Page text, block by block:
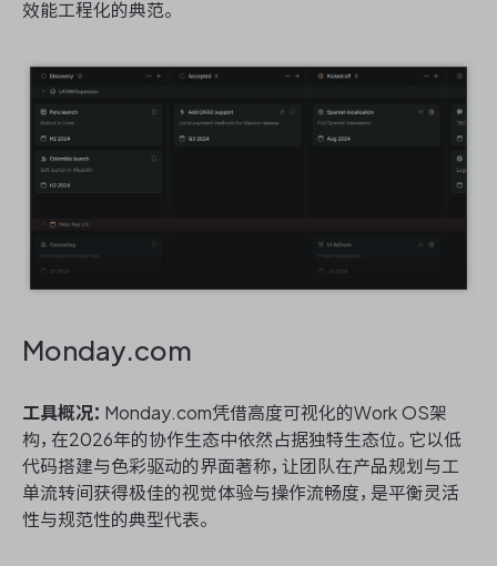
效能工程化的典范。
Monday.com
工具概况： Monday.com凭借高度可视化的Work OS架
构，在2026年的协作生态中依然占据独特生态位。它以低
代码搭建与色彩驱动的界面著称，让团队在产品规划与工
单流转间获得极佳的视觉体验与操作流畅度，是平衡灵活
性与规范性的典型代表。